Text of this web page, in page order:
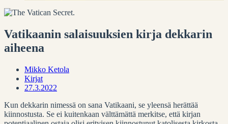
Vatikaanin salaisuuksien kirja dekkarin
aiheena
Mikko Ketola
Kirjat
27.3.2022
Kun dekkarin nimessä on sana Vatikaani, se yleensä herättää
kiinnostusta. Se ei kuitenkaan välttämättä merkitse, että kirjan